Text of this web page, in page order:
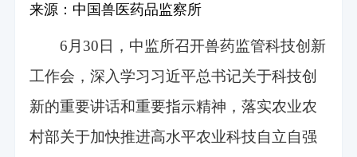
来源：中国兽医药品监察所
6月30日，中监所召开兽药监管科技创新
工作会，深入学习习近平总书记关于科技创
新的重要讲话和重要指示精神，落实农业农
村部关于加快推进高水平农业科技自立自强